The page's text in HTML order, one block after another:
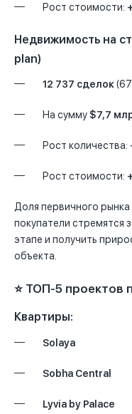
Рост стоимости:
Недвижимость на
plan)
12 737 сделок
На сумму $7,7
Рост количества:
Рост стоимости:
Доля первичного
покупатели стремятся
этапе и получить
объекта.
⭐ ТОП‑5
Квартиры:
Solaya
Sobha Central
Lyvia by Palace